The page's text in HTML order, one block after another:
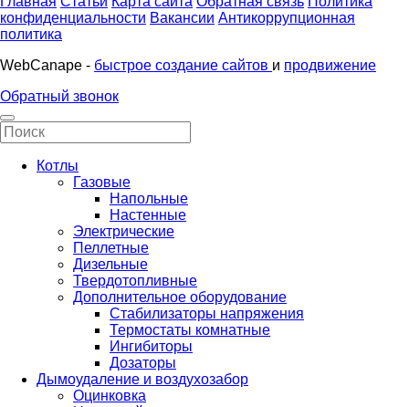
конфиденциальности Вакансии Антикоррупционная
политика
WebCanape - быстрое создание сайтов и продвижение
Обратный звонок
Котлы
Газовые
Напольные
Настенные
Электрические
Пеллетные
Дизельные
Твердотопливные
Дополнительное оборудование
Стабилизаторы напряжения
Термостаты комнатные
Ингибиторы
Дозаторы
Дымоудаление и воздухозабор
Оцинковка